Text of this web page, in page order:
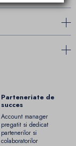
Parteneriate de
succes
Account manager
pregatit si dedicat
partenerilor si
colaboratorilor